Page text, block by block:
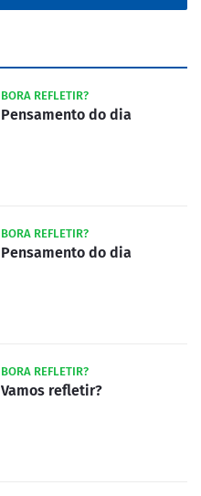
BORA REFLETIR?
Pensamento do dia
BORA REFLETIR?
Pensamento do dia
BORA REFLETIR?
Vamos refletir?